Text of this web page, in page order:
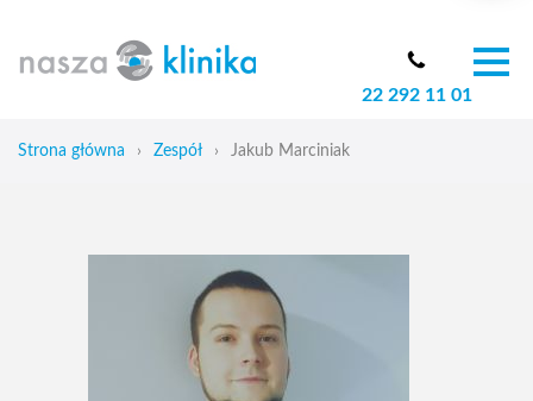
Zespół
Aktualności
Skoliozy u dzieci
Blog
Kontakt
22 292 11 01
Strona główna › Zespół › Jakub Marciniak